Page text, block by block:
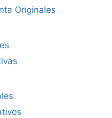
Originales